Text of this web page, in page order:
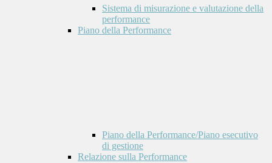
Sistema di misurazione e valutazione della
performance
Piano della Performance
Piano della Performance/Piano esecutivo
di gestione
Relazione sulla Performance